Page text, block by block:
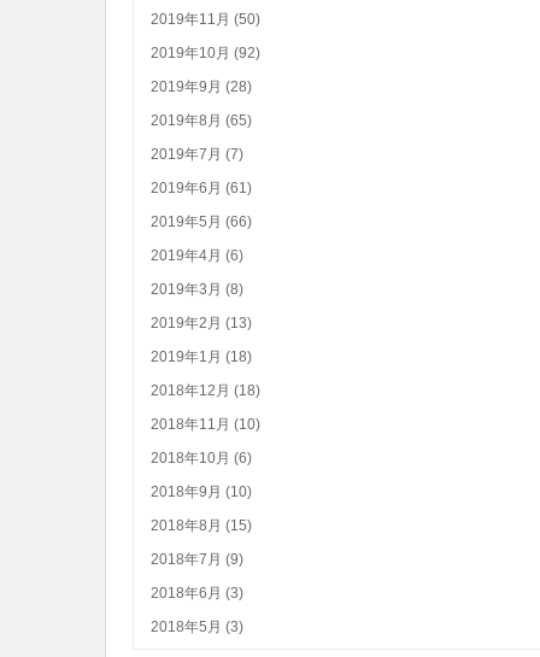
2019年11月 (50)
2019年10月 (92)
2019年9月 (28)
2019年8月 (65)
2019年7月 (7)
2019年6月 (61)
2019年5月 (66)
2019年4月 (6)
2019年3月 (8)
2019年2月 (13)
2019年1月 (18)
2018年12月 (18)
2018年11月 (10)
2018年10月 (6)
2018年9月 (10)
2018年8月 (15)
2018年7月 (9)
2018年6月 (3)
2018年5月 (3)